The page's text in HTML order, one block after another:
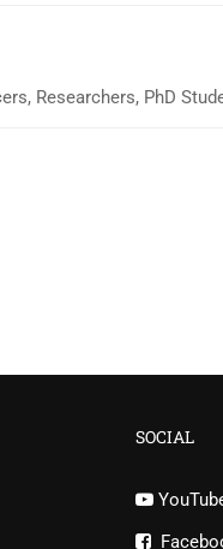
Researchers, PhD
SOCIAL